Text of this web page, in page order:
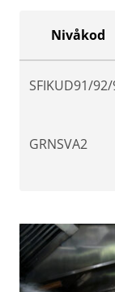
Nivåkod
SFIKUD91/
GRNSVA2